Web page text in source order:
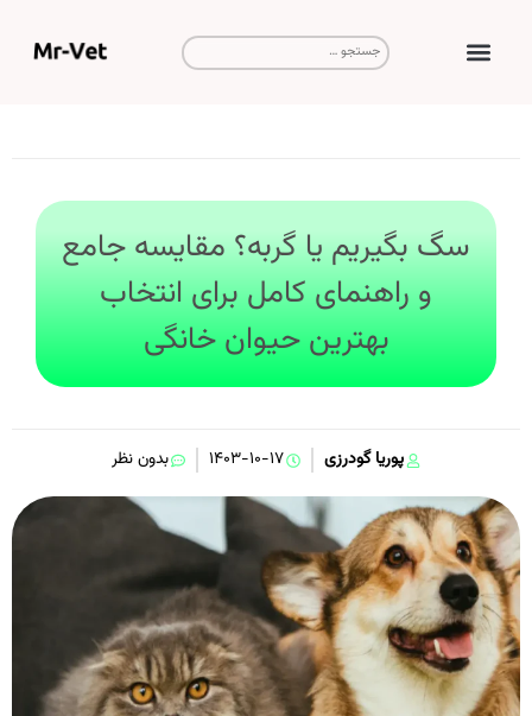
سگ بگیریم یا گربه؟ مقایسه جامع
و راهنمای کامل برای انتخاب
بهترین حیوان خانگی
پوریا گودرزی ۱۴۰۳-۱۰-۱۷ بدون نظر